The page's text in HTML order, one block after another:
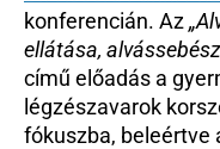
konferencián. Az
című előadás a
légzészavarok
fókuszba, beleértve